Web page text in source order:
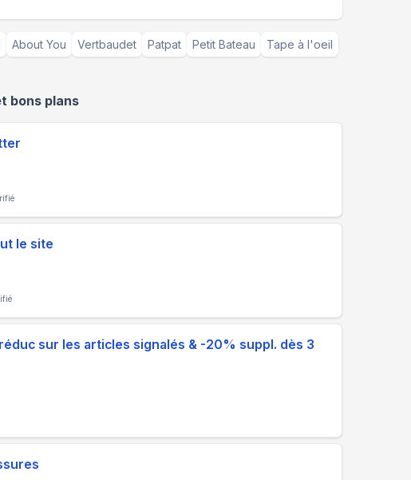
About You Vertbaudet Patpat Petit Bateau Tape à l'oeil
bons plans
le site
sur les articles signalés & -20% suppl. dès 3